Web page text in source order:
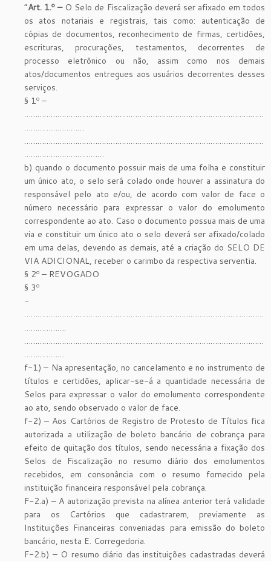
“Art. 1.º –O Selo de Fiscalização deverá ser afixado em todos
os atos notariais e registrais, tais como: autenticação de
cópias de documentos, reconhecimento de firmas, certidões,
escrituras, procurações, testamentos, decorrentes de
processo eletrônico ou não, assim como nos demais
atos/documentos entregues aos usuários decorrentes desses
serviços.
§ 1º –
………………………………………………………………………………………………
………………………
………………………………………………………………………………………………
………………………………
b) quando o documento possuir mais de uma folha e constituir
um único ato, o selo será colado onde houver a assinatura do
responsável pelo ato e/ou, de acordo com valor de face o
número necessário para expressar o valor do emolumento
correspondente ao ato. Caso o documento possua mais de uma
via e constituir um único ato o selo deverá ser afixado/colado
em uma delas, devendo as demais, até a criação do SELO DE
VIA ADICIONAL, receber o carimbo da respectiva serventia.
§ 2º – REVOGADO
§ 3º
-
………………………………………………………………………………………………
……………….
………………………………………………………………………………………………
………………
f-1) – Na apresentação, no cancelamento e no instrumento de
títulos e certidões, aplicar-se-á a quantidade necessária de
Selos para expressar o valor do emolumento correspondente
ao ato, sendo observado o valor de face.
f-2) – Aos Cartórios de Registro de Protesto de Títulos fica
autorizada a utilização de boleto bancário de cobrança para
efeito de quitação dos títulos, sendo necessária a fixação dos
Selos de Fiscalização no resumo diário dos emolumentos
recebidos, em consonância com o resumo fornecido pela
instituição financeira responsável pela cobrança.
F-2.a) – A autorização prevista na alínea anterior terá validade
para os Cartórios que cadastrarem, previamente as
Instituições Financeiras conveniadas para emissão do boleto
bancário, nesta E. Corregedoria.
F-2.b) – O resumo diário das instituições cadastradas deverá